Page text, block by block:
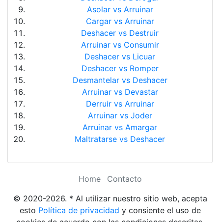
Asolar vs Arruinar
Cargar vs Arruinar
Deshacer vs Destruir
Arruinar vs Consumir
Deshacer vs Licuar
Deshacer vs Romper
Desmantelar vs Deshacer
Arruinar vs Devastar
Derruir vs Arruinar
Arruinar vs Joder
Arruinar vs Amargar
Maltratarse vs Deshacer
Home
Contacto
© 2020-2026. * Al utilizar nuestro sitio web, acepta
esto Política de privacidad y consiente el uso de